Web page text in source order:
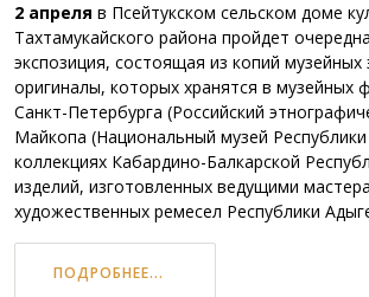
2 апреля в Псейтукском сельском доме
Тахтамукайского района пройдет
экспозиция, состоящая из копий музейных
оригиналы, которых хранятся в музейных
Санкт-Петербурга (Российский
Майкопа (Национальный музей
коллекциях Кабардино-Балкарской
изделий, изготовленных ведущими
художественных ремесел Республики
ПОДРОБНЕЕ...